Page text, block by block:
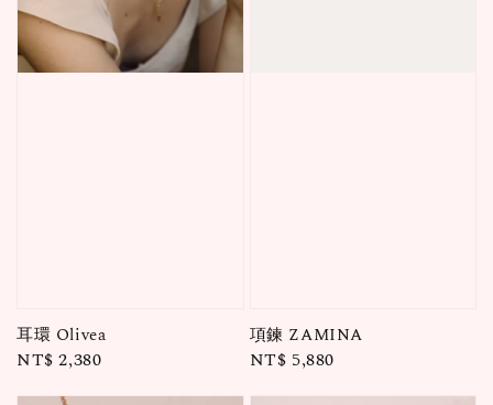
耳環 Olivea
Regular
NT$ 2,380
項鍊 ZAMINA
Regular
NT$ 5,880